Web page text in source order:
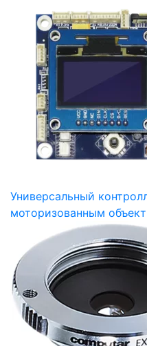
Универсальный
моторизованным